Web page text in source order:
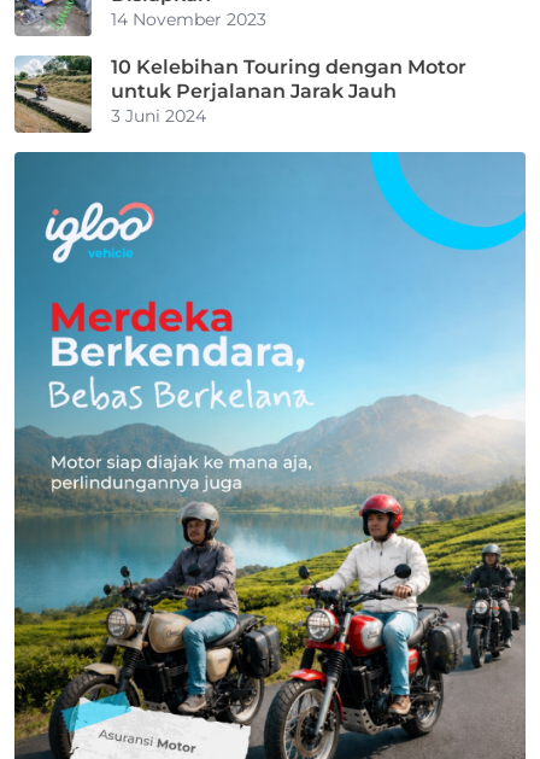
14 November 2023
10 Kelebihan Touring dengan Motor
untuk Perjalanan Jarak Jauh
3 Juni 2024